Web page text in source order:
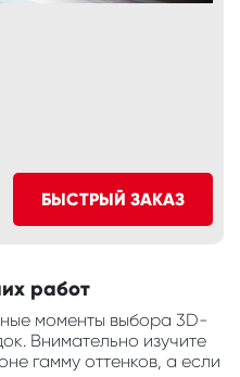
БЫСТРЫЙ ЗАКАЗ
работ
моменты выбора 3D-
Внимательно изучите
гамму оттенков, а если